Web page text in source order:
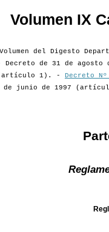
Volumen IX
del Digesto
Decreto de 31 de
(artículo 1). -
Decreto
de junio de 1997